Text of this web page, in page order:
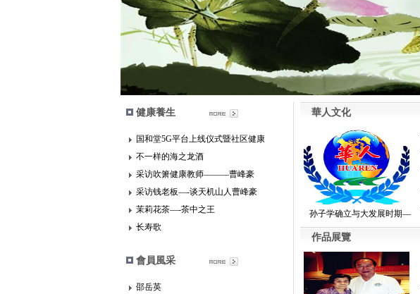
健康養生
国和堂5G平台上线仪式暨社区健康
不一样的海之龙酒
采访吹箫健康教师———曹峰豪
采访钱老板—-谈天机山人曹峰豪
茉莉花茶—-茶中之王
长寿歌
會員風采
邵岳英
華人文化
孙子学确立与大发展时期—
作品展覽